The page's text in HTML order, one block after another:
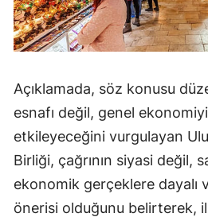
Açıklamada, söz konusu
esnafı değil, genel
etkileyeceğini vurgulayan
Birliği, çağrının siyasi değil,
ekonomik gerçeklere dayalı
önerisi olduğunu belirterek,